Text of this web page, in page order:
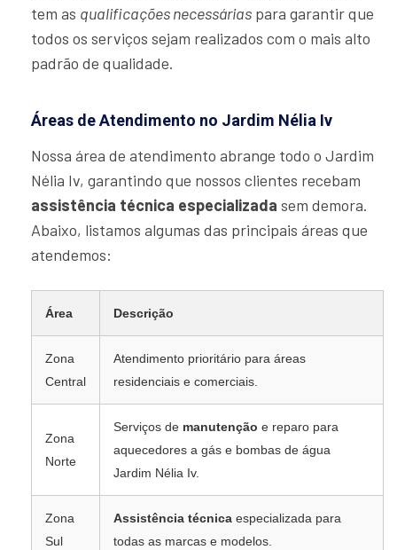
tem as qualificações necessárias para garantir que
todos os serviços sejam realizados com o mais alto
padrão de qualidade.
Áreas de Atendimento no Jardim Nélia Iv
Nossa área de atendimento abrange todo o Jardim
Nélia Iv, garantindo que nossos clientes recebam
assistência técnica especializada sem demora.
Abaixo, listamos algumas das principais áreas que
atendemos:
Área Descrição
Zona
Central
Atendimento prioritário para áreas
residenciais e comerciais.
Zona
Norte
Serviços de manutenção e reparo para
aquecedores a gás e bombas de água
Jardim Nélia Iv.
Zona
Sul
Assistência técnica especializada para
todas as marcas e modelos.